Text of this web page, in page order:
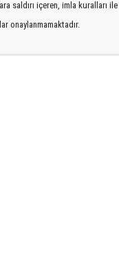
saldırı içeren, imla kuralları ile
onaylanmamaktadır.